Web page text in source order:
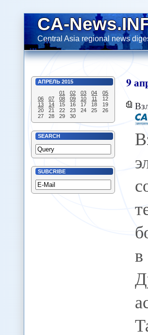
CA-
Central Asia regional news
АПРЕЛЬ 2015
01
02 03 04
05
06
07 08 09 10 11
12
13
14 15 16 17 18
19
20
21 22 23 24 25
26
27
28 29 30
SEARCH
SUBCRIBE
9
Взлом